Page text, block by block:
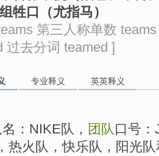
牲口（尤指马）
第三人称单数
过去分词 teamed ]
专业释义 英英释义
：NIKE队， 团队口号
热火队，快乐队，阳光